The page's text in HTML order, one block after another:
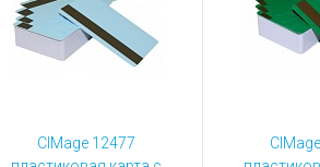
CIMage 12477